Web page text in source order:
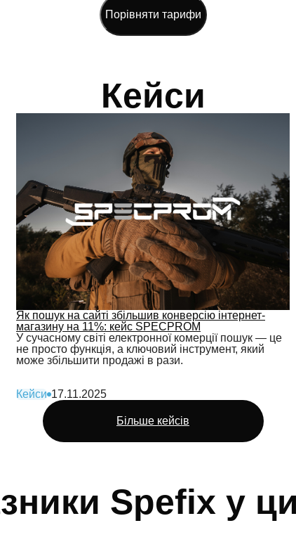
Порівняти тарифи
Кейси
Як пошук на сайті збільшив конверсію інтернет-
магазину на 11%: кейс SPECPROM
У сучасному світі електронної комерції пошук — це
не просто функція, а ключовий інструмент, який
може збільшити продажі в рази.
Кейси 17.11.2025
Більше кейсів
Spefix у